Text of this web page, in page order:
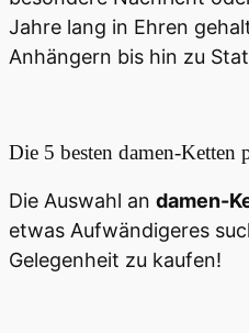
Jahre lang in Ehren
Anhängern bis hin zu
Die 5 besten damen-Ketten
Die Auswahl an damen-
etwas Aufwändigeres
Gelegenheit zu kaufen!